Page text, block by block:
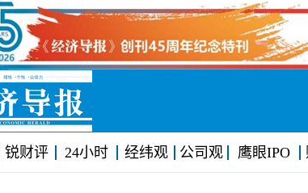
锐财评 24小时 经纬观 公司观 鹰眼IPO